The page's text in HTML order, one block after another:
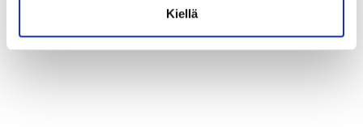
Kiellä